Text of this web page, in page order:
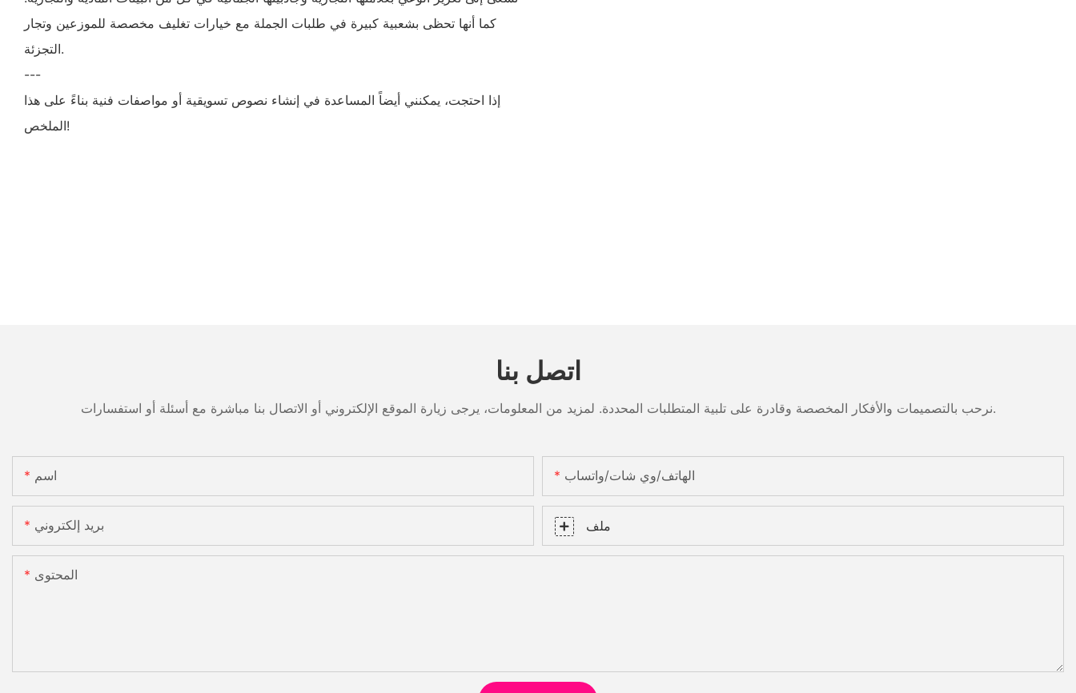
كما أنها تحظى بشعبية كبيرة في طلبات الجملة مع خيارات تغليف مخصصة للموزعين وتجار
التجزئة.
---
إذا احتجت، يمكنني أيضاً المساعدة في إنشاء نصوص تسويقية أو مواصفات فنية بناءً على هذا
الملخص!
اتصل بنا
نرحب بالتصميمات والأفكار المخصصة وقادرة على تلبية المتطلبات المحددة. لمزيد من المعلومات، يرجى زيارة الموقع الإلكتروني أو الاتصال بنا مباشرة مع أسئلة أو استفسارات.
اسم الهاتف/وي شات/واتساب
بريد إلكتروني ملف
المحتوى